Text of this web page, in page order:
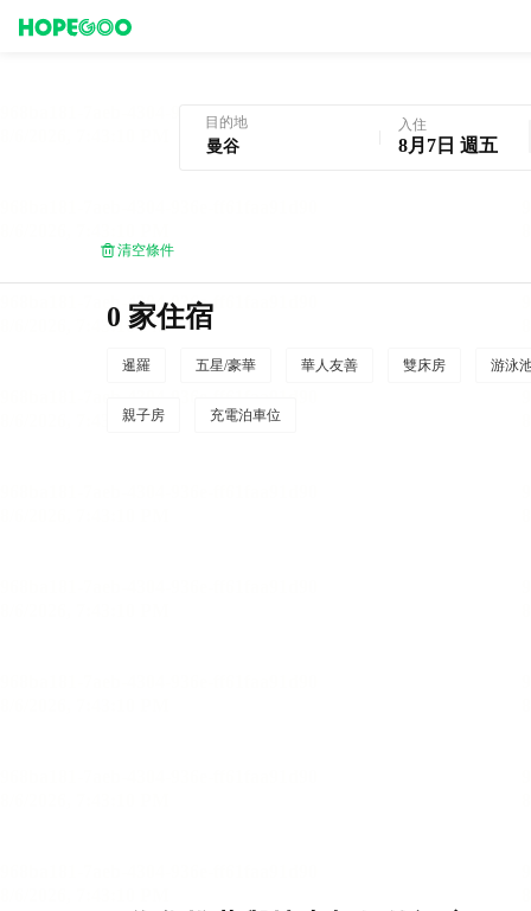
目的地 入住
8月7日 週五
清空條件
0 家住宿
暹羅 五星/豪華 華人友善 雙床房 游泳
親子房 充電泊車位